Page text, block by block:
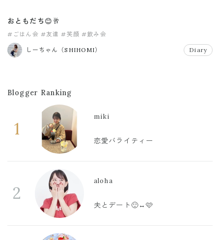
おともだち😊🥂
#ごはん会 #友達 #笑顔 #飲み会
しーちゃん（SHIHOMI） Diary
Blogger Ranking
1
miki
恋愛バライティー
2
aloha
夫とデート🙂‍↔️🩷